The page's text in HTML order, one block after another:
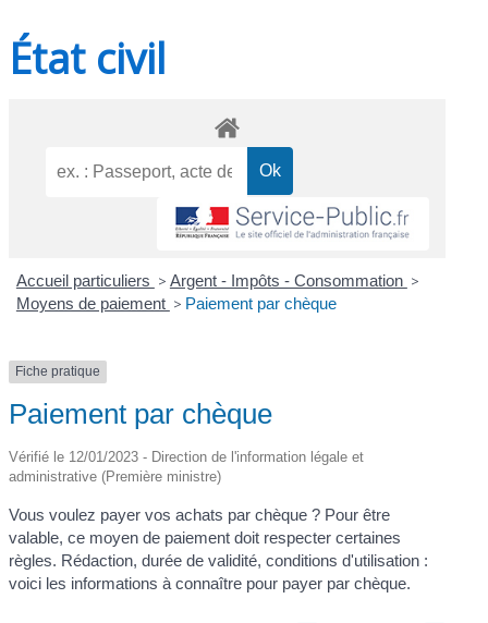
État civil
Accueil particuliers > Argent - Impôts - Consommation >
Moyens de paiement > Paiement par chèque
Fiche pratique
Paiement par chèque
Vérifié le 12/01/2023 - Direction de l'information légale et
administrative (Première ministre)
Vous voulez payer vos achats par chèque ? Pour être
valable, ce moyen de paiement doit respecter certaines
règles. Rédaction, durée de validité, conditions d'utilisation :
voici les informations à connaître pour payer par chèque.